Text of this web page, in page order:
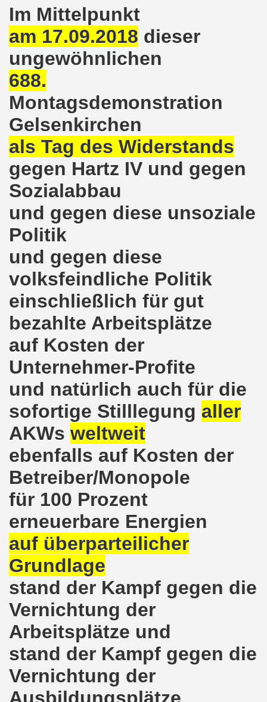
Im Mittelpunkt
am 17.09.2018 dieser
ungewöhnlichen
688.
Montagsdemonstration
Gelsenkirchen
als Tag des Widerstands
gegen Hartz IV und gegen
Sozialabbau
und gegen diese unsoziale
Politik
und gegen diese
volksfeindliche Politik
einschließlich für gut
bezahlte Arbeitsplätze
auf Kosten der
Unternehmer-Profite
und natürlich auch für die
sofortige Stilllegung aller
AKWs weltweit
ebenfalls auf Kosten der
Betreiber/Monopole
für 100 Prozent
erneuerbare Energien
auf überparteilicher
Grundlage
stand der Kampf gegen die
Vernichtung der
Arbeitsplätze und
stand der Kampf gegen die
Vernichtung der
am 28.02.2022 - breiter Protest und breiter
ruft auf am 28.02.2022 zum Tag des
Bewegung am 14. Februar 2022 in der Innenstadt
der 740. Gelsenkirchener Montagsdemo-Bewegung
macht im neuen Jahr 2022 am 10.01.2022
am 13.12.2021 nimmt Ampel-Koalition unter
am 06.12.2021 in Halle an der Saale Contra
Bewegung am 08.11.2021 im Zeichen des Kampfs zur
den 08.11.2021 Tag des Widerstands für die
Armut und auch gegen Arbeitsplatzvernichtung stand
die Abwälzung der Krisenlasten auf unserem
in Gelsenkirchenen-Buer am 11.10.2021
Gelsenkirchener Montagsdemo-Bewegung am
auch wieder für die Landesliste der
am 13.09.2021 im direkten Gespräch -
solidarisch am 12.07.2021 mit Stefan Engel,
Bewegung Gelsenkirchen am 12.07.2021!
Bürger am 14.06.2021 müssen alle
Gelsenkirchener Montagsdemo-Bewegung am
Bewegung am 17.05.2021 setzt Zeichen der Solidarität
als einer der Schwerpunkt-Themen am 12.04.2021 der
am 29.03.2021 mit großem Zuspruch -
Bewegung am 29.03.2021 steht konsequent
sendet kämpferische Grüße am 08.03.2021 zum
Bewegung am 08.03.2021 im Zeichen des
Montagsdemo-Bewegung am 08. März
bei Eiseskälte gegen die katastrophale Flüchtlings-